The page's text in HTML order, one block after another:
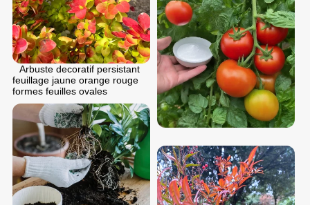
Arbuste decoratif persistant
feuillage jaune orange rouge
formes feuilles ovales